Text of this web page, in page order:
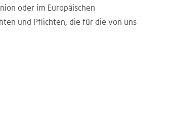
oder im Europäischen
und Pflichten, die für die von uns